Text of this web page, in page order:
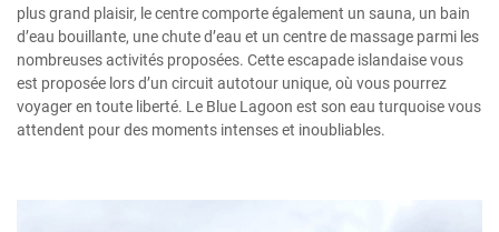
plus grand plaisir, le centre comporte également un sauna, un bain
d’eau bouillante, une chute d’eau et un centre de massage parmi les
nombreuses activités proposées. Cette escapade islandaise vous
est proposée lors d’un circuit autotour unique, où vous pourrez
voyager en toute liberté. Le Blue Lagoon est son eau turquoise vous
attendent pour des moments intenses et inoubliables.